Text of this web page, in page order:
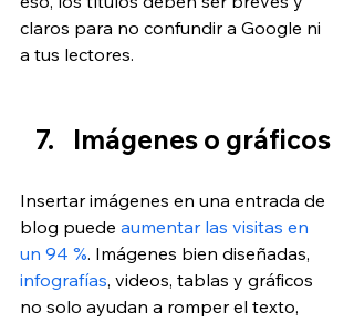
claros para no confundir a Google ni
a tus lectores.
Imágenes o gráficos
Insertar imágenes en una entrada de
blog puede aumentar las visitas en
un 94 %. Imágenes bien diseñadas,
infografías, videos, tablas y gráficos
no solo ayudan a romper el texto,